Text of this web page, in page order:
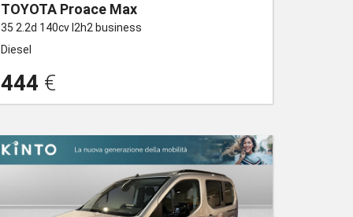
TOYOTA Proace Max
35 2.2d 140cv l2h2 business
Diesel
444 €